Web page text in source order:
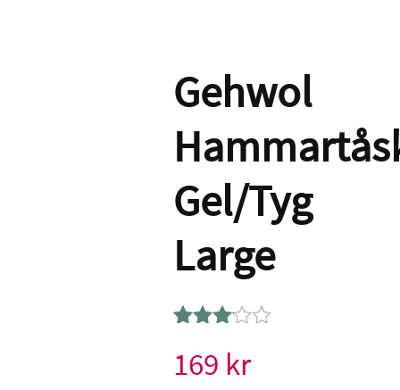
Gehwol
Gel/Tyg
Large
3.00
av 5
169 kr